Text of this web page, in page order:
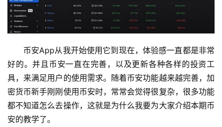
币安App从我开始使用它到现在，体验感一直都是非常
好的。并且币安一直在完善，以及更新各种各样的投资工
具，来满足用户的使用需求。随着币安功能越来越完善，加
密货币新手刚刚使用币安时，常常会觉得很复杂，很多功能
都不知道怎么去操作，这就是为什么我要为大家介绍本期币
安的教学了。